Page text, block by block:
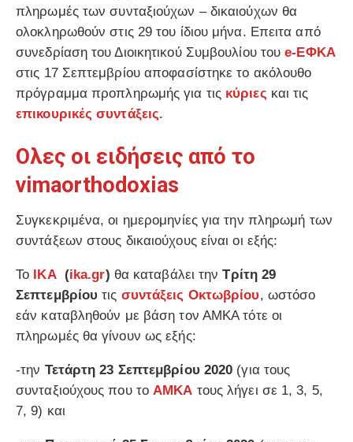
πληρωμές των συνταξιούχων – δικαιούχων θα
ολοκληρωθούν στις 29 του ίδιου μήνα. Επειτα από
συνεδρίαση του Διοικητικού Συμβουλίου τουe-ΕΦΚΑ
στις 17 Σεπτεμβρίου αποφασίστηκε το ακόλουθο
πρόγραμμα προπληρωμής για τις κύριες και τις
επικουρικές συντάξεις.
Ολες οι ειδήσεις από το
vimaorthodoxias
Συγκεκριμένα, οι ημερομηνίες για την πληρωμή των
συντάξεων στους δικαιούχους είναι οι εξής:
Το ΙΚΑ (ika.gr) θα καταβάλει την Τρίτη 29
Σεπτεμβρίου τις συντάξεις Οκτωβρίου, ωστόσο
εάν καταβληθούν με βάση τον ΑΜΚΑ τότε οι
πληρωμές θα γίνουν ως εξής:
-την Τετάρτη 23 Σεπτεμβρίου 2020 (για τους
συνταξιούχους που το ΑΜΚΑ τους λήγει σε 1, 3, 5,
7, 9) και